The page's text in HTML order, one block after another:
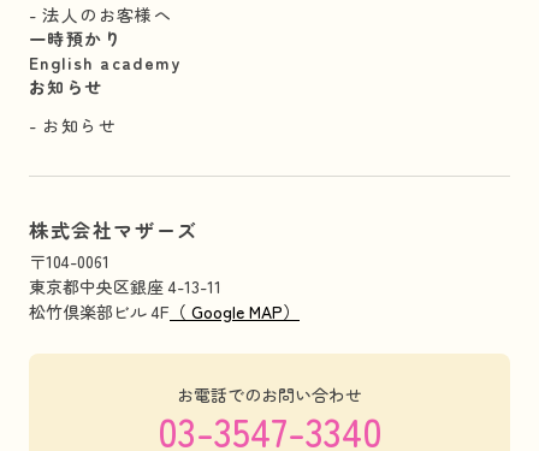
法人のお客様へ
一時預かり
English academy
お知らせ
お知らせ
株式会社マザーズ
〒104-0061
東京都中央区銀座 4-13-11
松竹倶楽部ビル 4F （ Google MAP）
お電話でのお問い合わせ
03-3547-3340